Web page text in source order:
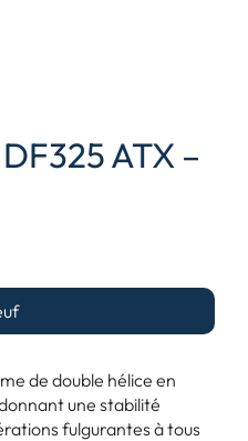
ATX –
de double hélice en
une stabilité
fulgurantes à tous